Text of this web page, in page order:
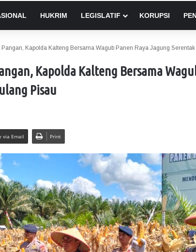
HUKRIM LEGISLATIF KORUPSI
Kapolda Kalteng Bersama Wagub Panen Raya Jagung
Kapolda Kalteng Bersama
Pisau
via Email Print